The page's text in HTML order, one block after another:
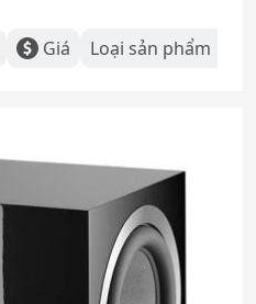
Giá Loại sản phẩm